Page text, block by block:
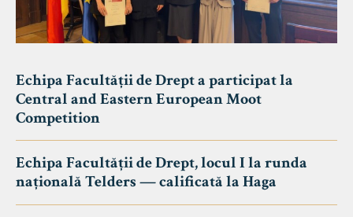
Echipa Facultății de Drept a participat la
Central and Eastern European Moot
Competition
Echipa Facultății de Drept, locul I la runda
națională Telders — calificată la Haga